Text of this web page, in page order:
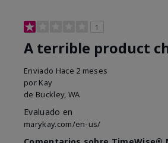
1
A terrible product
Enviado Hace 2 meses
por Kay
de Buckley, WA
Evaluado en
marykay.com/en-us/